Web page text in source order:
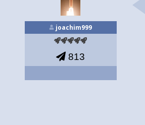
joachim999
813